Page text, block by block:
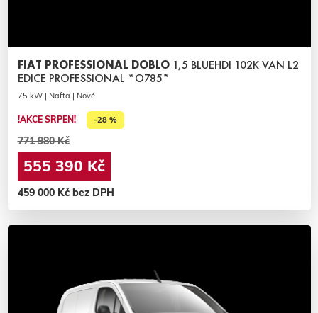
FIAT PROFESSIONAL DOBLO 1,5 BLUEHDI 102K VAN L2
EDICE PROFESSIONAL *O785*
75 kW | Nafta | Nové
!AKCE SRPEN! -28 %
771 980 Kč
555 390 Kč
459 000 Kč bez DPH